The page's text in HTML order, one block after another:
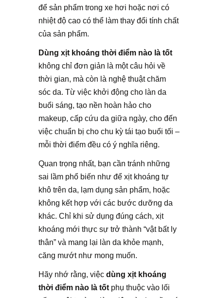
để sản phẩm trong xe hơi hoặc nơi có
nhiệt độ cao có thể làm thay đổi tính chất
của sản phẩm.
Dùng xịt khoáng thời điểm nào là tốt
không chỉ đơn giản là một câu hỏi về
thời gian, mà còn là nghệ thuật chăm
sóc da. Từ việc khởi động cho làn da
buổi sáng, tạo nền hoàn hảo cho
makeup, cấp cứu da giữa ngày, cho đến
việc chuẩn bị cho chu kỳ tái tạo buổi tối –
mỗi thời điểm đều có ý nghĩa riêng.
Quan trọng nhất, bạn cần tránh những
sai lầm phổ biến như để xịt khoáng tự
khô trên da, lạm dụng sản phẩm, hoặc
không kết hợp với các bước dưỡng da
khác. Chỉ khi sử dụng đúng cách, xịt
khoáng mới thực sự trở thành “vật bất ly
thân” và mang lại làn da khỏe mạnh,
căng mướt như mong muốn.
Hãy nhớ rằng, việc dùng xịt khoáng
thời điểm nào là tốtphụ thuộc vào lối